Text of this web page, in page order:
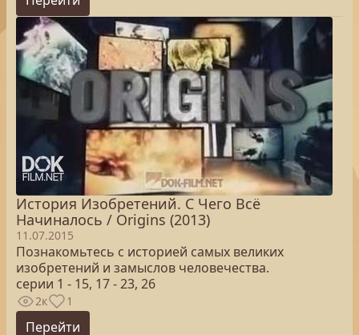
История Изобретений. С Чего Всё
Начиналось / Origins (2013)
11.07.2015
Познакомьтесь с историей самых великих
изобретений и замыслов человечества.
серии 1 - 15, 17 - 23, 26
2к 1
Перейти